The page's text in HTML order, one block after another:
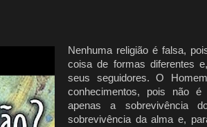
Nenhuma religião é falsa,
coisa de formas diferentes
seus seguidores. O
conhecimentos, pois não
apenas a sobrevivência
sobrevivência da alma e,